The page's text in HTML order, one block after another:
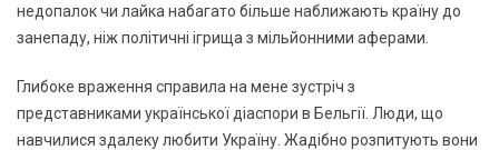
недопалок чи лайка набагато більше наближають країну до
занепаду, ніж політичні ігрища з мільйонними аферами.
Глибоке враження справила на мене зустріч з
представниками української діаспори в Бельгії. Люди, що
навчилися здалеку любити Україну. Жадібно розпитують вони